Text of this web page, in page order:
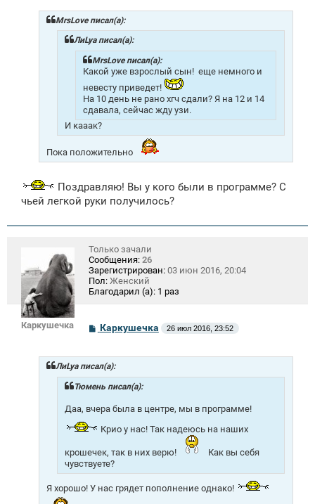
б
щ
е
н
и
е
MrsLove писал(а):
ЛиLya писал(а):
MrsLove писал(а):
Какой уже взрослый сын! еще немного и
невесту приведет!
На 10 день не рано хгч сдали? Я на 12 и 14
сдавала, сейчас жду узи.
И кааак?
Пока положительно
Поздравляю! Вы у кого были в программе? С
чьей легкой руки получилось?
Каркушечка
Только зачали
Сообщения: 26
Зарегистрирован: 03 июн 2016, 20:04
Пол: Женский
Благодарил (а): 1 раз
С
о
б
щ
е
н
Каркушечка 26 июл 2016, 23:52
ЛиLya писал(а):
Тюмень писал(а):
Даа, вчера была в центре, мы в программе!
Крио у нас! Так надеюсь на наших
крошечек, так в них верю!
Как вы себя
чувствуете?
Я хорошо! У нас грядет пополнение однако!